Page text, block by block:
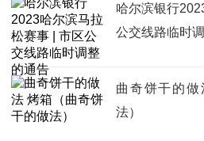
哈尔滨银行
公交线路临时
曲奇饼干的
法）